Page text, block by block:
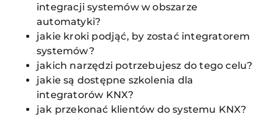
integracji systemów w obszarze
automatyki?
jakie kroki podjąć, by zostać integratorem
systemów?
jakich narzędzi potrzebujesz do tego celu?
jakie są dostępne szkolenia dla
integratorów KNX?
jak przekonać klientów do systemu KNX?